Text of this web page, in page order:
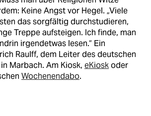
Keine Angst vor Hegel. „Viele
das sorgfältig durchstudieren,
Treppe aufsteigen. Ich finde, man
irgendetwas lesen.“ Ein
Raulff, dem Leiter des deutschen
Marbach. Am Kiosk, eKioskoder
Wochenendabo.